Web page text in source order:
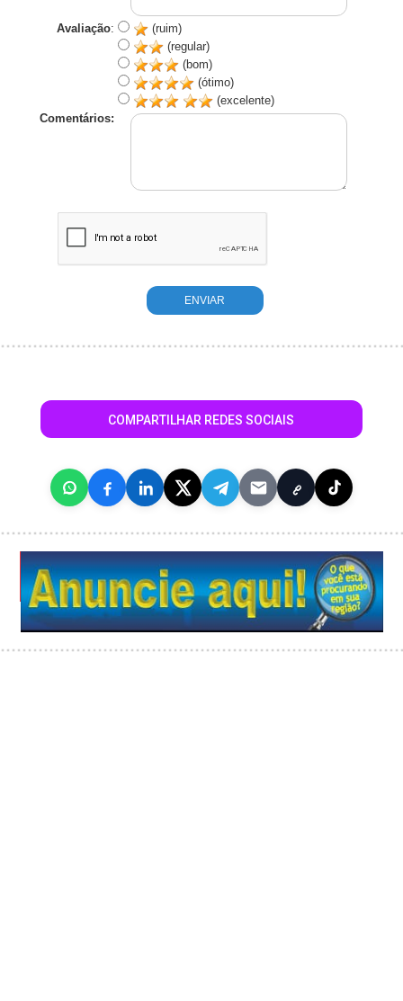
Avaliação:
(ruim)
(regular)
(bom)
(ótimo)
(excelente)
Comentários:
COMPARTILHAR REDES SOCIAIS